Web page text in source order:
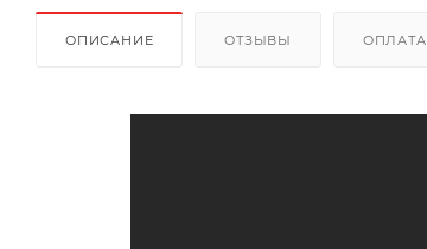
ОПИСАНИЕ ОТЗЫВЫ ОПЛАТА